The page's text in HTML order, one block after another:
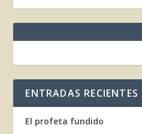
ENTRADAS RECIENTES
El profeta fundido